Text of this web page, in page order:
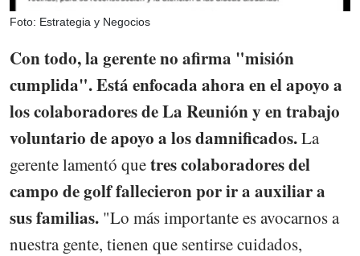
Foto: Estrategia y Negocios
Con todo, la gerente no afirma "misión
cumplida". Está enfocada ahora en el apoyo a
los colaboradores de La Reunión y en trabajo
voluntario de apoyo a los damnificados.La
gerente lamentó quetres colaboradores del
campo de golf fallecieron por ir a auxiliar a
sus familias. "Lo más importante es avocarnos a
nuestra gente, tienen que sentirse cuidados,